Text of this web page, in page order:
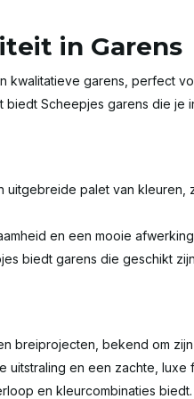
in Garens
kwalitatieve garens, perfect
Scheepjes garens die je
uitgebreide palet van kleuren,
en een mooie
biedt garens die geschikt
breiprojecten, bekend om
uitstraling en een zachte, luxe
en kleurcombinaties biedt.